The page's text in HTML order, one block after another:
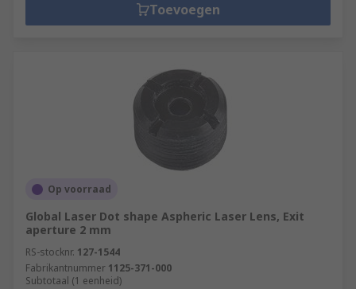
Toevoegen
Op voorraad
Global Laser Dot shape Aspheric Laser Lens, Exit
aperture 2 mm
RS-stocknr. 127-1544
Fabrikantnummer 1125-371-000
Subtotaal (1 eenheid)